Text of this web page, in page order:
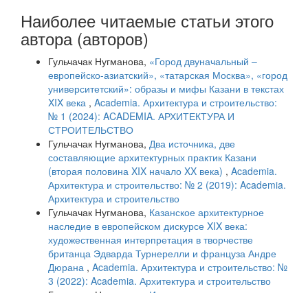
Наиболее читаемые статьи этого
автора (авторов)
Гульчачак Нугманова, «Город двуначальный –
европейско-азиатский», «татарская Москва», «город
университетский»: образы и мифы Казани в текстах
XIX века , Academia. Архитектура и строительство:
№ 1 (2024): ACADEMIA. АРХИТЕКТУРА И
СТРОИТЕЛЬСТВО
Гульчачак Нугманова, Два источника, две
составляющие архитектурных практик Казани
(вторая половина XIX начало XX века) , Academia.
Архитектура и строительство: № 2 (2019): Academia.
Архитектура и строительство
Гульчачак Нугманова, Казанское архитектурное
наследие в европейском дискурсе XIX века:
художественная интерпретация в творчестве
британца Эдварда Турнерелли и француза Андре
Дюрана , Academia. Архитектура и строительство: №
3 (2022): Academia. Архитектура и строительство